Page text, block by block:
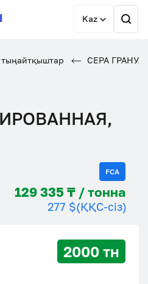
Kaz
СЕРА
FCA
129 335 ₸ / тонна
277 $(ҚҚС-сіз)
2000 тн